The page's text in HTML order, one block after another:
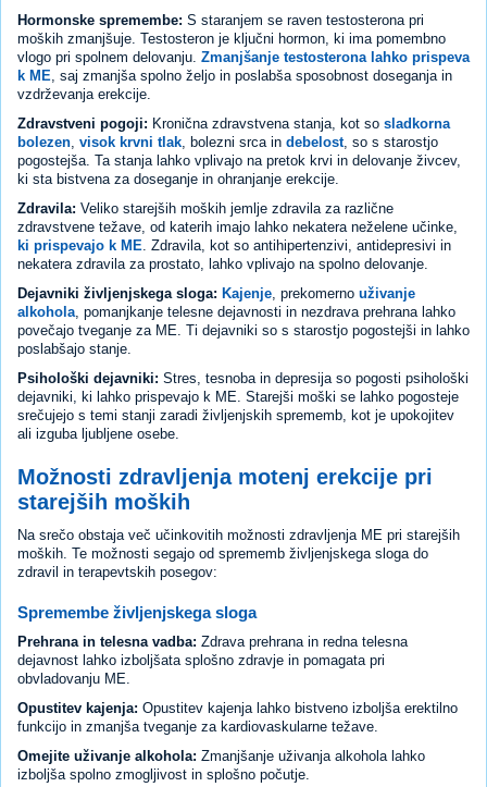
Hormonske spremembe: S staranjem se raven testosterona pri
moških zmanjšuje. Testosteron je ključni hormon, ki ima pomembno
vlogo pri spolnem delovanju. Zmanjšanje testosterona lahko prispeva
k ME , saj zmanjša spolno željo in poslabša sposobnost doseganja in
vzdrževanja erekcije.
Zdravstveni pogoji: Kronična zdravstvena stanja, kot so sladkorna
bolezen visok krvni tlak , bolezni srca in debelost, so s starostjo
pogostejša. Ta stanja lahko vplivajo na pretok krvi in delovanje živcev,
ki sta bistvena za doseganje in ohranjanje erekcije.
Zdravila: Veliko starejših moških jemlje zdravila za različne
zdravstvene težave, od katerih imajo lahko nekatera neželene učinke,
ki prispevajo k ME . Zdravila, kot so antihipertenzivi, antidepresivi in
nekatera zdravila za prostato, lahko vplivajo na spolno delovanje.
Dejavniki življenjskega sloga: Kajenje , prekomerno uživanje
alkohola , pomanjkanje telesne dejavnosti in nezdrava prehrana lahko
povečajo tveganje za ME. Ti dejavniki so s starostjo pogostejši in lahko
poslabšajo stanje.
Psihološki dejavniki: Stres, tesnoba in depresija so pogosti psihološki
dejavniki, ki lahko prispevajo k ME. Starejši moški se lahko pogosteje
srečujejo s temi stanji zaradi življenjskih sprememb, kot je upokojitev
ali izguba ljubljene osebe.
Možnosti zdravljenja motenj erekcije pri
starejših moških
Na srečo obstaja več učinkovitih možnosti zdravljenja ME pri starejših
moških. Te možnosti segajo od sprememb življenjskega sloga do
zdravil in terapevtskih posegov:
Spremembe življenjskega sloga
Prehrana in telesna vadba: Zdrava prehrana in redna telesna
dejavnost lahko izboljšata splošno zdravje in pomagata pri
obvladovanju ME.
Opustitev kajenja: Opustitev kajenja lahko bistveno izboljša erektilno
funkcijo in zmanjša tveganje za kardiovaskularne težave.
Omejite uživanje alkohola: Zmanjšanje uživanja alkohola lahko
izboljša spolno zmogljivost in splošno počutje.